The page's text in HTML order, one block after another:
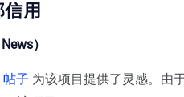
用
）
帖子 为该项目提供了灵感。由